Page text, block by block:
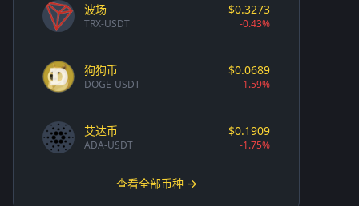
波场
TRX-USDT
$0.3273
-0.43%
狗狗币
DOGE-USDT
$0.0689
-1.59%
艾达币
ADA-USDT
$0.1909
-1.75%
查看全部币种 →